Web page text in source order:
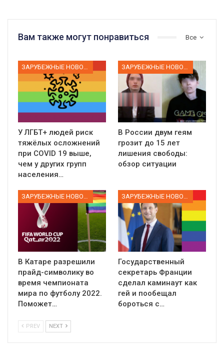
Все
Вам также могут понравиться
У ЛГБТ+ людей риск
тяжёлых осложнений
при COVID 19 выше,
чем у других групп
населения…
В России двум геям
грозит до 15 лет
лишения свободы:
обзор ситуации
ЗАРУБЕЖНЫЕ НОВОСТИ
В Катаре разрешили
прайд-символику во
время чемпионата
мира по футболу 2022.
Поможет…
ЗАРУБЕЖНЫЕ НОВОСТИ
Государственный
секретарь Франции
сделал каминаут как
гей и пообещал
бороться с…
PREV NEXT